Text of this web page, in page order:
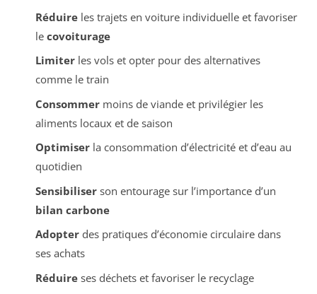
Réduireles trajets en voiture individuelle et favoriser
le covoiturage
Limiterles vols et opter pour des alternatives
comme le train
Consommermoins de viande et privilégier les
aliments locaux et de saison
Optimiserla consommation d’électricité et d’eau au
quotidien
Sensibiliserson entourage sur l’importance d’un
bilan carbone
Adopterdes pratiques d’économie circulaire dans
ses achats
Réduireses déchets et favoriser le recyclage